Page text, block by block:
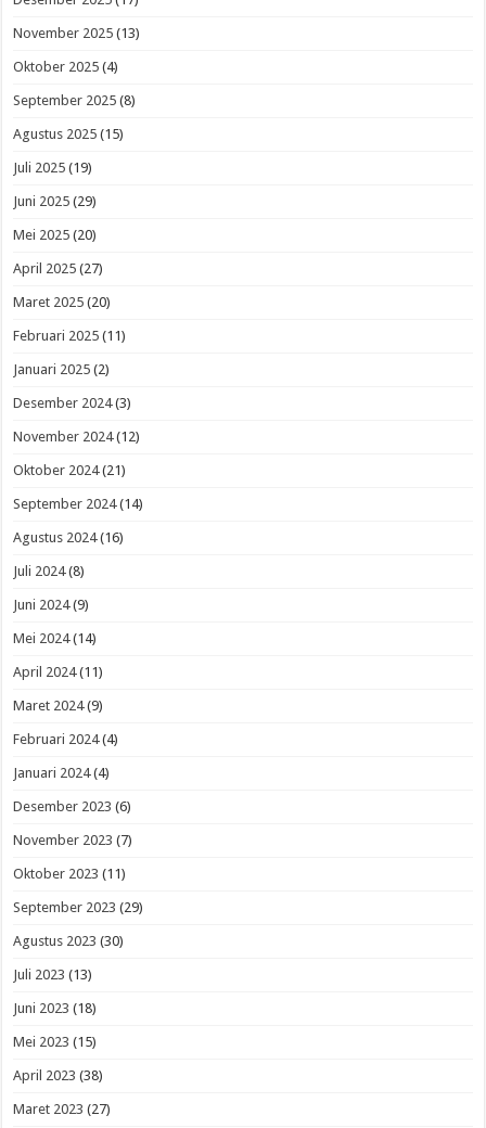
November 2025 (13)
Oktober 2025 (4)
September 2025 (8)
Agustus 2025 (15)
Juli 2025 (19)
Juni 2025 (29)
Mei 2025 (20)
April 2025 (27)
Maret 2025 (20)
Februari 2025 (11)
Januari 2025 (2)
Desember 2024(3)
November 2024(12)
Oktober 2024(21)
September 2024(14)
Agustus 2024(16)
Juli 2024(8)
Juni 2024(9)
Mei 2024(14)
April 2024(11)
Maret 2024(9)
Februari 2024(4)
Januari 2024(4)
Desember 2023 (6)
November 2023 (7)
Oktober 2023 (11)
September 2023 (29)
Agustus 2023 (30)
Juli 2023 (13)
Juni 2023 (18)
Mei 2023 (15)
April 2023 (38)
Maret 2023 (27)